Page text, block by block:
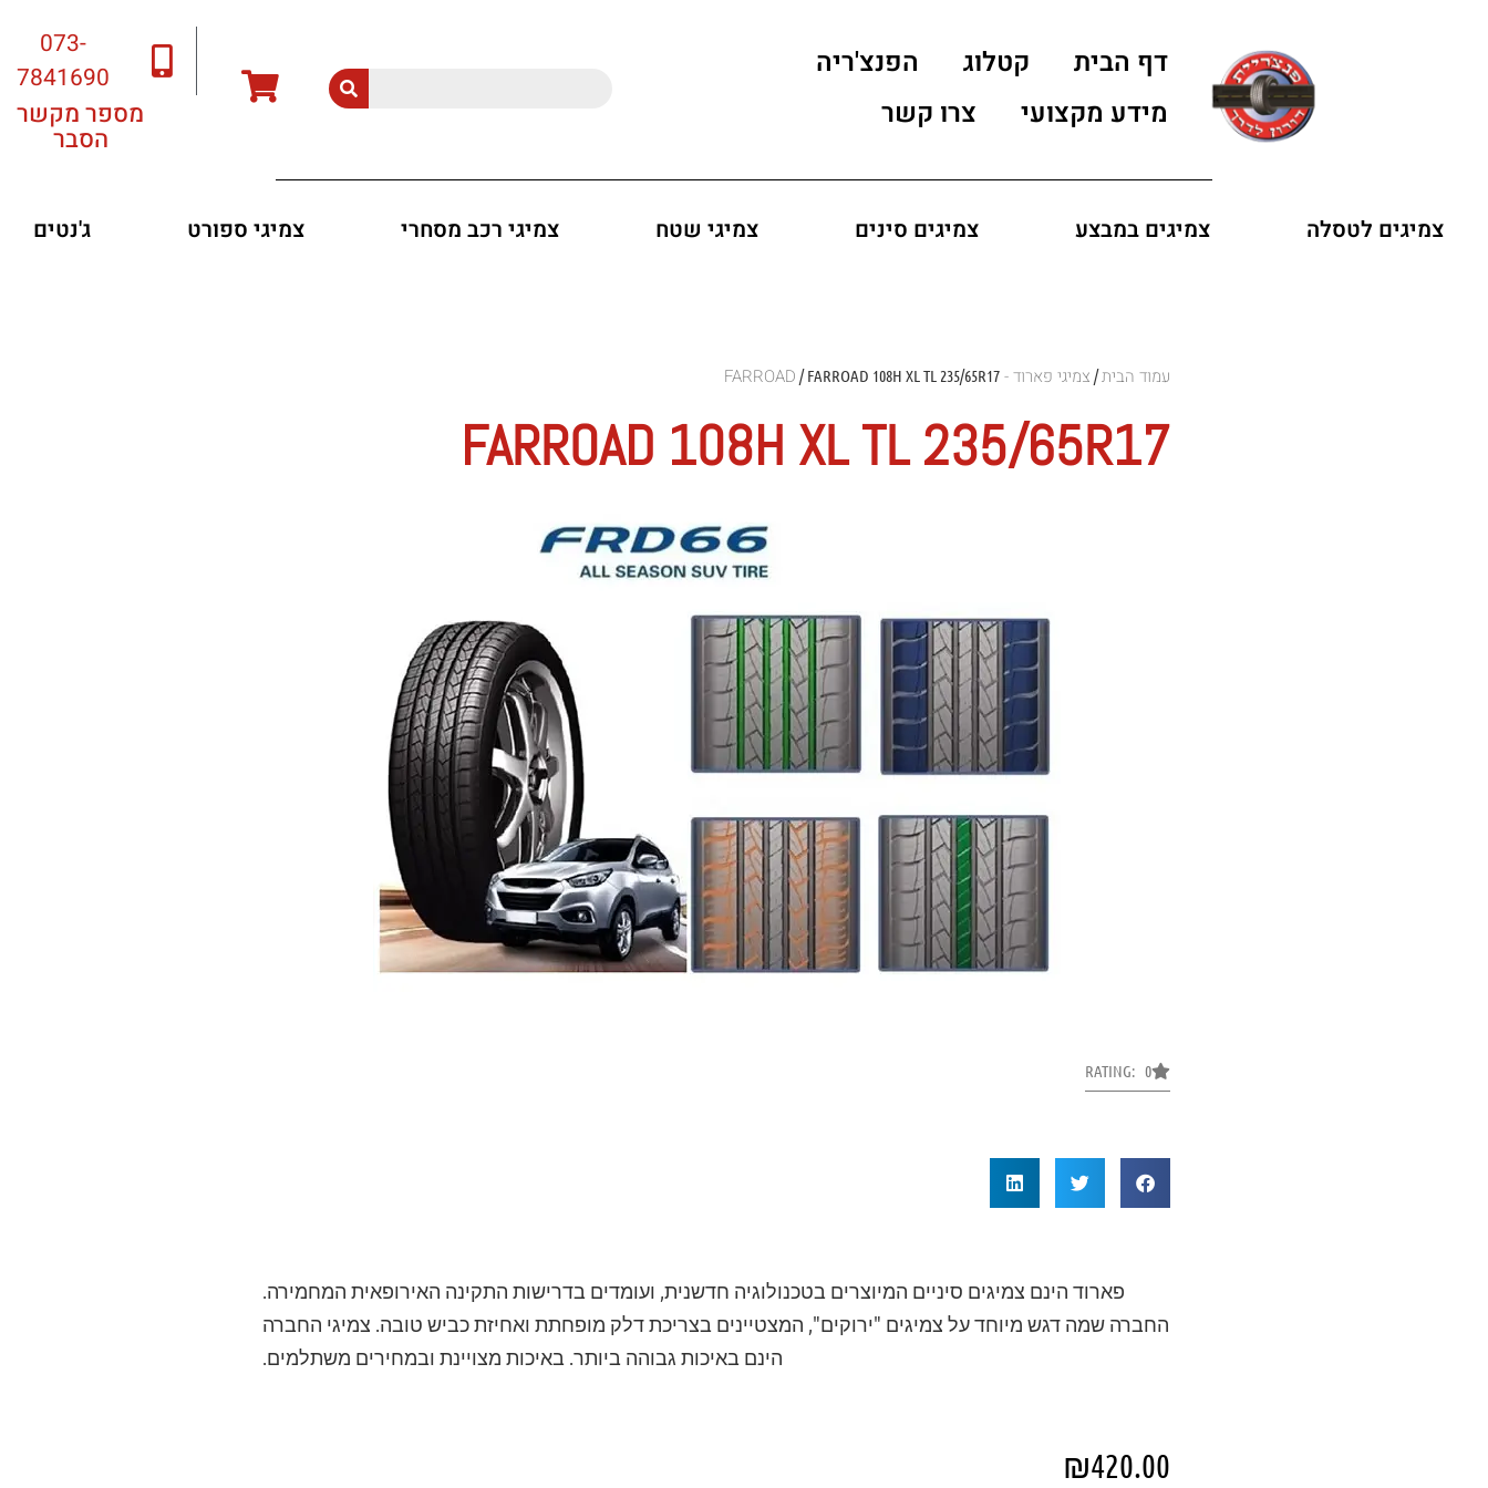
דף הבית קטלוג
הפנצ'ריה
מידע מקצועי
צרו קשר
073-
7841690
מספר מקשר
הסבר
צמיגים לטסלה צמיגים במבצע צמיגים סינים צמיגי שטח צמיגי רכב מסחרי צמיגי ספורט ג'נטים
עמוד הבית/ צמיגי פארוד - FARROAD / FARROAD 108H XL TL 235/65R17
FARROAD 108H XL TL 235/65R17
RATING: 0
פארוד הינם צמיגים סיניים המיוצרים בטכנולוגיה חדשנית, ועומדים בדרישות התקינה האירופאית המחמירה.
החברה שמה דגש מיוחד על צמיגים "ירוקים", המצטיינים בצריכת דלק מופחתת ואחיזת כביש טובה. צמיגי החברה
הינם באיכות גבוהה ביותר. באיכות מצויינת ובמחירים משתלמים.
₪420.00